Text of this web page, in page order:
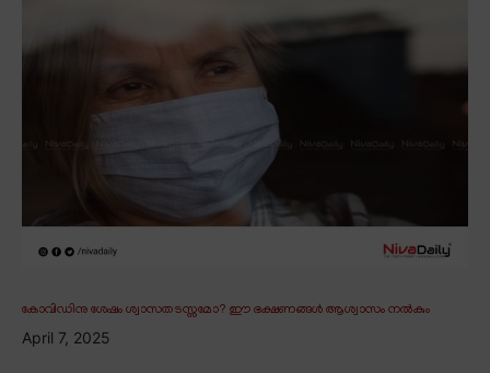
കോവിഡിനു ശേഷം ശ്വാസതടസ്സമോ? ഈ ഭക്ഷണങ്ങൾ ആശ്വാസം നൽകും
April 7, 2025